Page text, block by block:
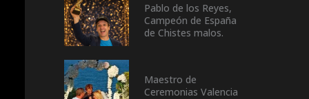
Pablo de los Reyes,
Campeón de España
de Chistes malos.
Maestro de
Ceremonias Valencia